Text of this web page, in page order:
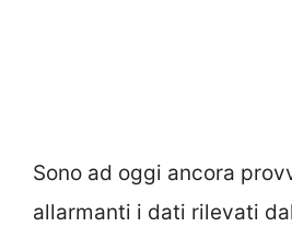
Sono ad oggi ancora
allarmanti i dati rilevati